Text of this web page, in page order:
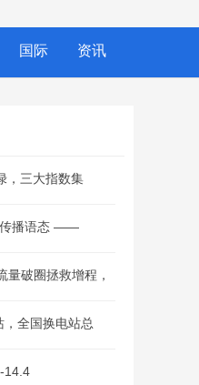
国际 资讯
，三大指数集
传播语态 ——
量破圈拯救增程，
全国换电站总
14.4